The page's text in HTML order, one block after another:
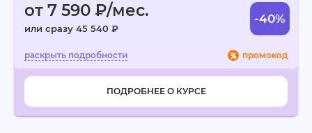
от 7 590 ₽/мес.
или сразу 45 540 ₽
-40%
промокод
ПОДРОБНЕЕ О КУРСЕ